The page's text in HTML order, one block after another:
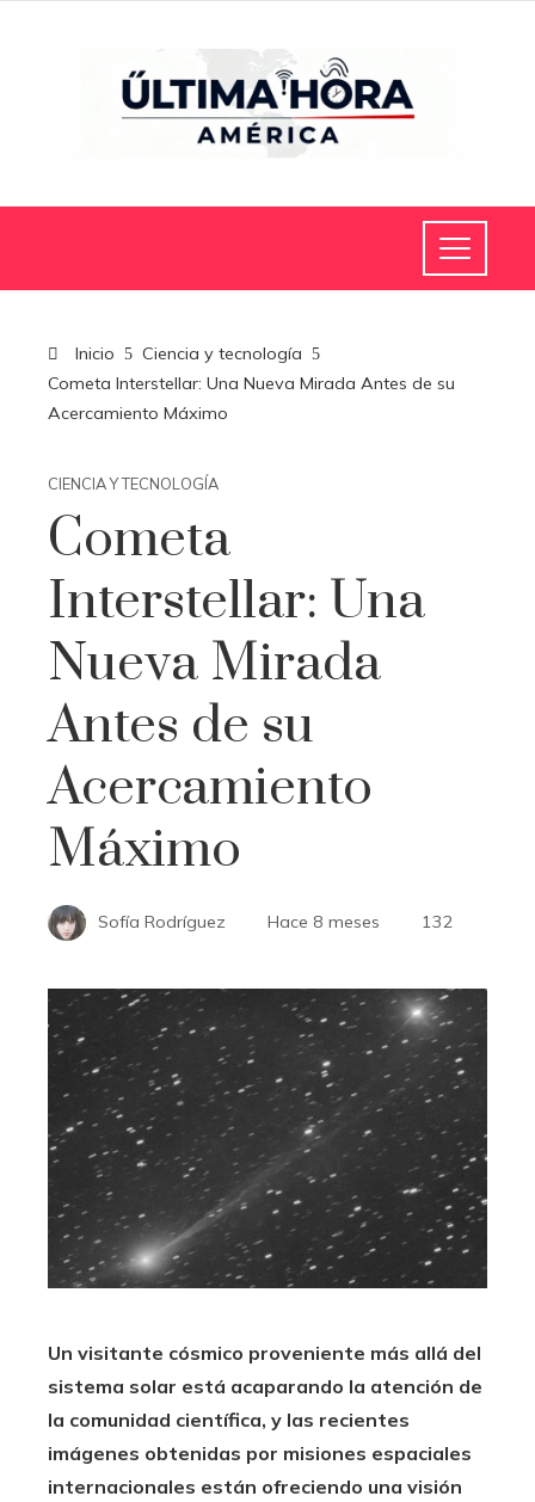
Inicio
Ciencia y tecnología
Cometa Interstellar: Una Nueva Mirada Antes de su
Acercamiento Máximo
CIENCIA Y TECNOLOGÍA
Cometa
Interstellar: Una
Nueva Mirada
Antes de su
Acercamiento
Máximo
Sofía Rodríguez Hace 8 meses 132
Un visitante cósmico proveniente más allá del
sistema solar está acaparando la atención de
la comunidad científica, y las recientes
imágenes obtenidas por misiones espaciales
internacionales están ofreciendo una visión